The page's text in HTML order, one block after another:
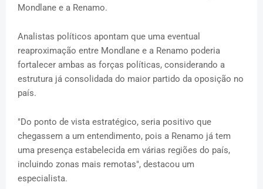
Mondlane e a Renamo.
Analistas políticos apontam que uma eventual
reaproximação entre Mondlane e a Renamo poderia
fortalecer ambas as forças políticas, considerando a
estrutura já consolidada do maior partido da oposição no
país.
"Do ponto de vista estratégico, seria positivo que
chegassem a um entendimento, pois a Renamo já tem
uma presença estabelecida em várias regiões do país,
incluindo zonas mais remotas", destacou um
especialista.